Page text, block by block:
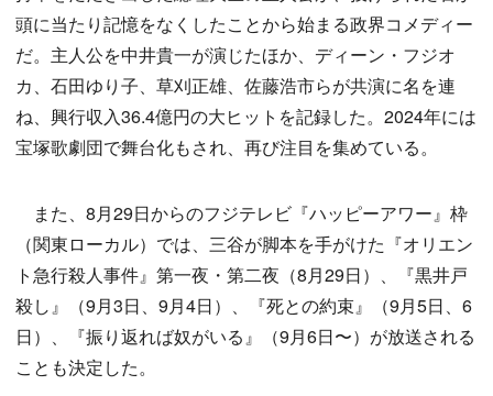
頭に当たり記憶をなくしたことから始まる政界コメディー
だ。主人公を中井貴一が演じたほか、ディーン・フジオ
カ、石田ゆり子、草刈正雄、佐藤浩市らが共演に名を連
ね、興行収入36.4億円の大ヒットを記録した。2024年には
宝塚歌劇団で舞台化もされ、再び注目を集めている。
また、8月29日からのフジテレビ『ハッピーアワー』枠
（関東ローカル）では、三谷が脚本を手がけた『オリエン
ト急行殺人事件』第一夜・第二夜（8月29日）、『黒井戸
殺し』（9月3日、9月4日）、『死との約束』（9月5日、6
日）、『振り返れば奴がいる』（9月6日〜）が放送される
ことも決定した。